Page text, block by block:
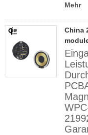
Mehr
China